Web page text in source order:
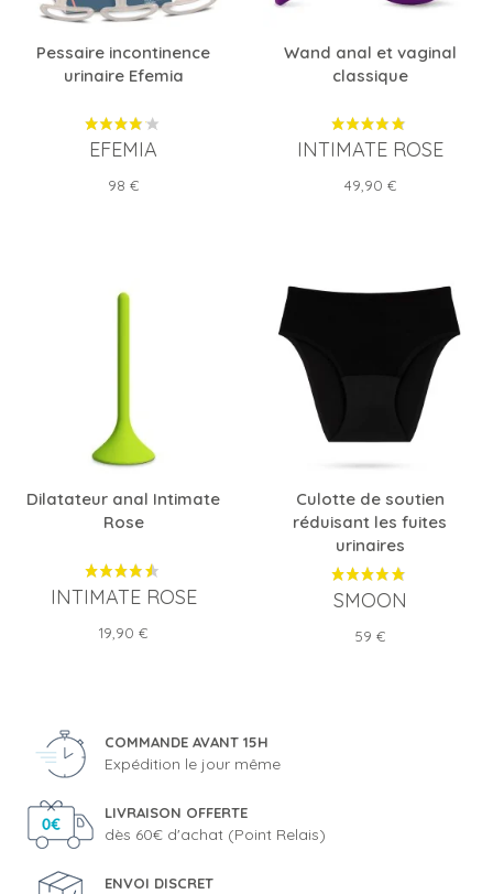
Pessaire incontinence
urinaire Efemia
EFEMIA
Prix
98 €
Wand anal et vaginal
classique
INTIMATE ROSE
Prix
49,90 €
Dilatateur anal Intimate
Rose
INTIMATE ROSE
Prix
19,90 €
Culotte de soutien
réduisant les fuites
urinaires
SMOON
Prix
59 €
COMMANDE AVANT 15H
Expédition le jour même
LIVRAISON OFFERTE
dès 60€ d'achat (Point Relais)
ENVOI DISCRET